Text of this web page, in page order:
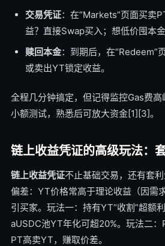
交易凭证：在“Markets”页面买卖
益？直接Swap买入；想低价囤本
赎回本金：到期后，在“Redeem”
或卖出YT锁定收益。
全程几分钟搞定，但记得监控Gas费
小额测试，熟悉后可放大资金[1][3]。
链上收益凭证的高级玩法：
链上收益凭证不止基础交易，还有套
偏差：YT价格常高于理论收益（因需
引买家。玩法一：持有YT“收割”超额
aUSDC池YT年化可超20%。玩法二
PT高卖YT，赚取价差。